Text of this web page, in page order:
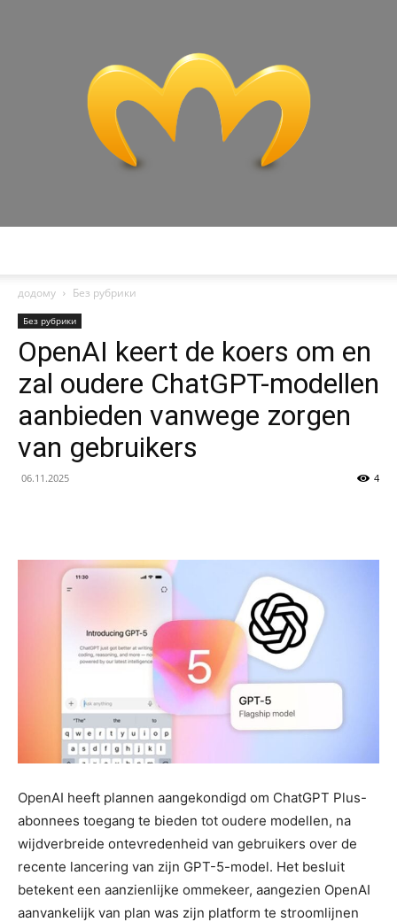
додому
Без рубрики
Без рубрики
OpenAI keert de koers om en
zal oudere ChatGPT-modellen
aanbieden vanwege zorgen
van gebruikers
06.11.2025 4
OpenAI heeft plannen aangekondigd om ChatGPT Plus-
abonnees toegang te bieden tot oudere modellen, na
wijdverbreide ontevredenheid van gebruikers over de
recente lancering van zijn GPT-5-model. Het besluit
betekent een aanzienlijke ommekeer, aangezien OpenAI
aanvankelijk van plan was zijn platform te stroomlijnen